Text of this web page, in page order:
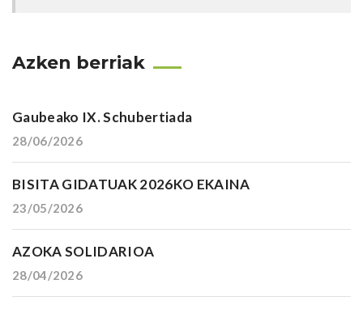
Azken berriak
Gaubeako IX. Schubertiada
28/06/2026
BISITA GIDATUAK 2026KO EKAINA
23/05/2026
AZOKA SOLIDARIOA
28/04/2026